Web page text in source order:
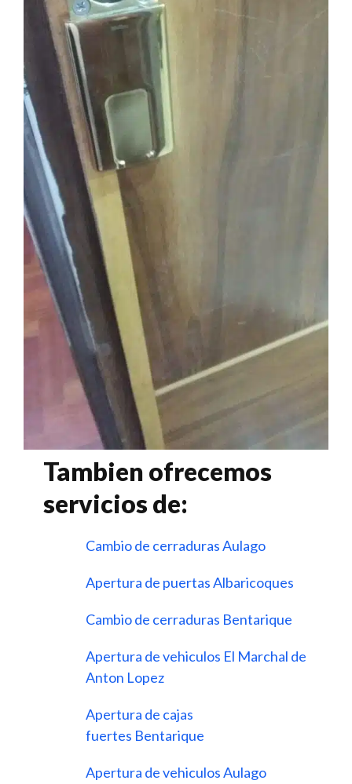
Tambien ofrecemos
servicios de:
Cambio de cerraduras Aulago
Apertura de puertas Albaricoques
Cambio de cerraduras Bentarique
Apertura de vehiculos El Marchal de
Anton Lopez
Apertura de cajas
fuertes Bentarique
Apertura de vehiculos Aulago